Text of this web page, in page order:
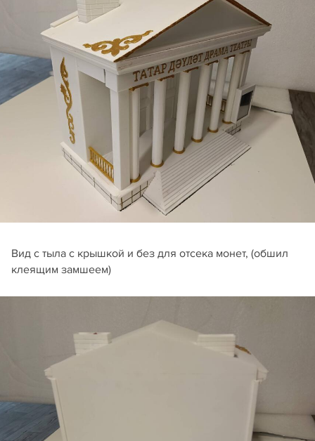
Вид с тыла с крышкой и без для отсека монет, (обшил
клеящим замшеем)